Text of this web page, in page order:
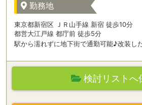
勤務地
東京都新宿区 ＪＲ山手線 新宿 徒歩10分
都営大江戸線 都庁前 徒歩5分
駅から濡れずに地下街で通勤可能♪改装し
検討リストへ